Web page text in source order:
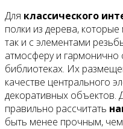
Для классического
полки из дерева,
так и с элементами
атмосферу и гармонично
библиотеках. Их
качестве центрального
декоративных объектов.
правильно рассчитать
быть менее прочным, чем